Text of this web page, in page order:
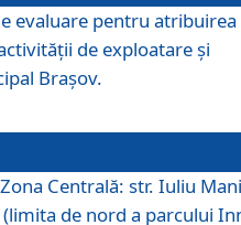
evaluare pentru atribuirea
de exploatare şi
Braşov.
Centrală: str. Iuliu
de nord a parcului